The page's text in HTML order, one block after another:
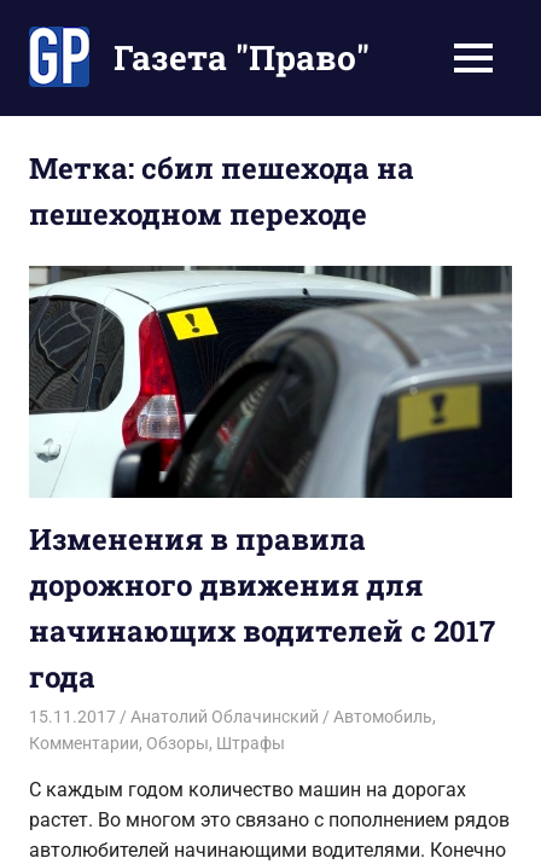
содержимомуГазета "Право"
Ваше
время
МЕНЮ
Метка:сбил пешехода на
пешеходном переходе
Изменения в правила
дорожного движения для
начинающих водителей с 2017
года
15.11.2017 Анатолий Облачинский Автомобиль,
Комментарии, Обзоры, Штрафы
С каждым годом количество машин на дорогах
растет. Во многом это связано с пополнением рядов
автолюбителей начинающими водителями. Конечно